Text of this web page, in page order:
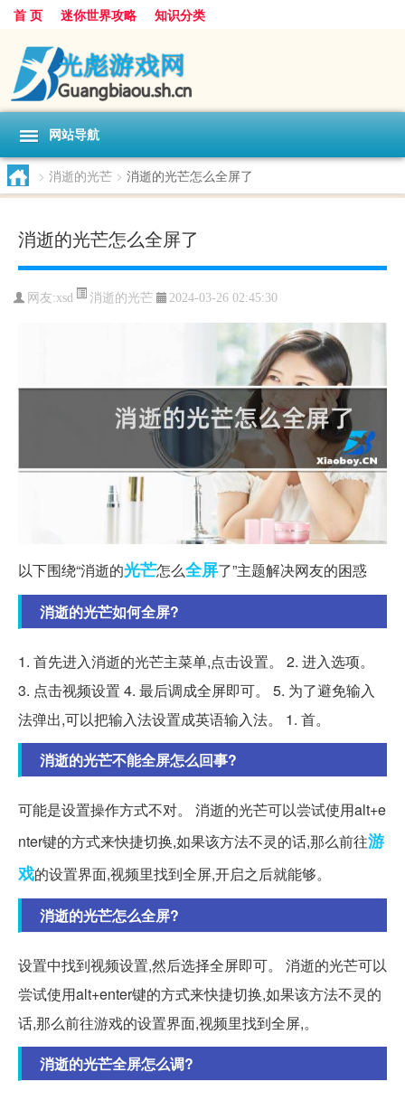
首 页 迷你世界攻略 知识分类
网站导航
> 消逝的光芒 > 消逝的光芒怎么全屏了
消逝的光芒怎么全屏了
网友:xsd 消逝的光芒 2024-03-26 02:45:30
以下围绕“消逝的光芒怎么全屏了”主题解决网友的困惑
消逝的光芒如何全屏?
1. 首先进入消逝的光芒主菜单,点击设置。 2. 进入选项。
3. 点击视频设置 4. 最后调成全屏即可。 5. 为了避免输入
法弹出,可以把输入法设置成英语输入法。 1. 首。
消逝的光芒不能全屏怎么回事?
可能是设置操作方式不对。 消逝的光芒可以尝试使用alt+e
nter键的方式来快捷切换,如果该方法不灵的话,那么前往游
戏的设置界面,视频里找到全屏,开启之后就能够。
消逝的光芒怎么全屏?
设置中找到视频设置,然后选择全屏即可。 消逝的光芒可以
尝试使用alt+enter键的方式来快捷切换,如果该方法不灵的
话,那么前往游戏的设置界面,视频里找到全屏,。
消逝的光芒全屏怎么调?